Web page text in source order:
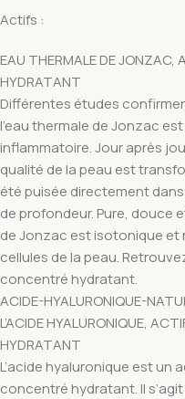
Actifs :
EAU THERMALE DE JONZAC,
HYDRATANT
Différentes études
l’eau thermale de Jonzac
inflammatoire. Jour après
qualité de la peau est
été puisée directement
de profondeur. Pure, douce
de Jonzac est isotonique et
cellules de la peau.
concentré hydratant.
ACIDE-HYALURONIQUE-
L’ACIDE HYALURONIQUE,
HYDRATANT
L’acide hyaluronique est un
concentré hydratant. Il